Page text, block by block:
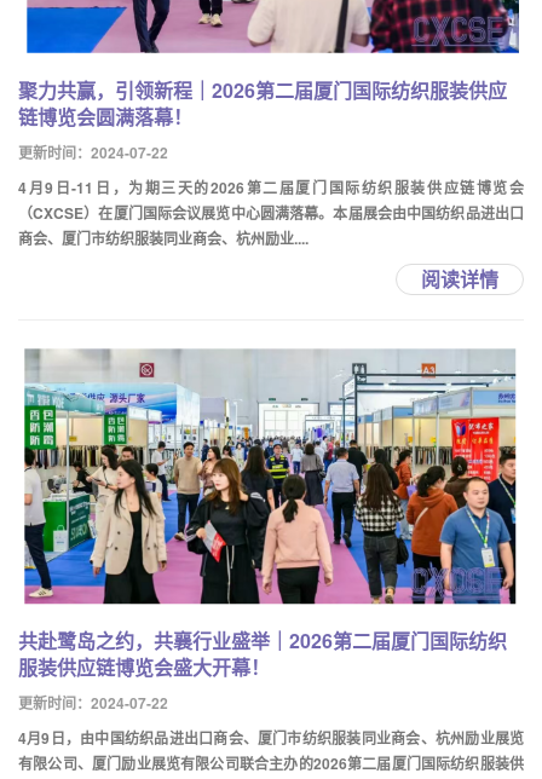
聚力共赢，引领新程｜2026第二届厦门国际纺织服装供应
链博览会圆满落幕！
更新时间：2024-07-22
4月9日-11日，为期三天的2026第二届厦门国际纺织服装供应链博览会
（CXCSE）在厦门国际会议展览中心圆满落幕。本届展会由中国纺织品进出口
商会、厦门市纺织服装同业商会、杭州励业....
阅读详情
共赴鹭岛之约，共襄行业盛举｜2026第二届厦门国际纺织
服装供应链博览会盛大开幕！
更新时间：2024-07-22
4月9日，由中国纺织品进出口商会、厦门市纺织服装同业商会、杭州励业展览
有限公司、厦门励业展览有限公司联合主办的2026第二届厦门国际纺织服装供